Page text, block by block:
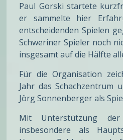
Paul Gorski startete
er sammelte hier
entscheidenden Spielen
Schweriner Spieler noch
insgesamt auf die Hälfte
Für die Organisation
Jahr das Schachzentrum
Jörg Sonnenberger als
Mit Unterstützung der
insbesondere als